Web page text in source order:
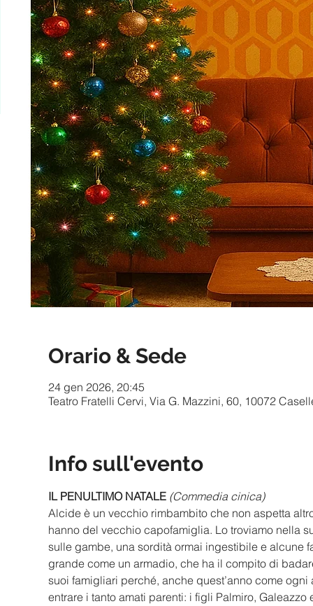
Orario & Sede
24 gen 2026, 20:45
Teatro Fratelli Cervi, Via G. Mazzini, 60, 10072
Info sull'evento
IL PENULTIMO NATALE (Commedia cinica)
Alcide è un vecchio rimbambito che non aspetta
hanno del vecchio capofamiglia. Lo troviamo nella
sulle gambe, una sordità ormai ingestibile e alcune
grande come un armadio, che ha il compito di
suoi famigliari perché, anche quest’anno come
entrare i tanto amati parenti: i figli Palmiro,